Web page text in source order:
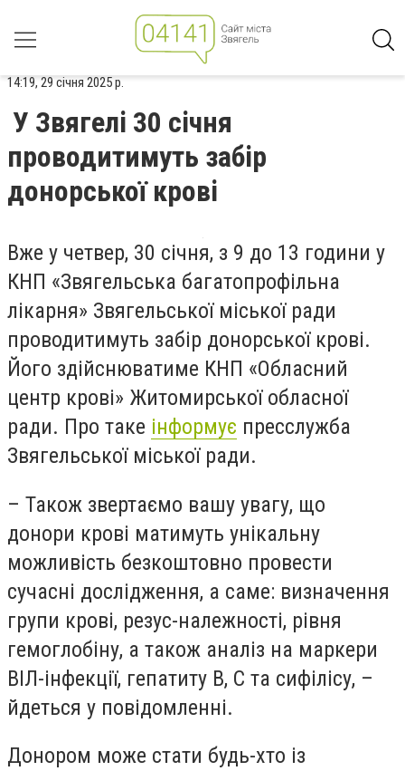
14:19, 29 січня 2025 р.
У Звягелі 30 січня
проводитимуть забір
донорської крові
Вже у четвер, 30 січня, з 9 до 13 години у
КНП «Звягельська багатопрофільна
лікарня» Звягельської міської ради
проводитимуть забір донорської крові.
Його здійснюватиме КНП «Обласний
центр крові» Житомирської обласної
ради. Про таке інформує пресслужба
Звягельської міської ради.
– Також звертаємо вашу увагу, що
донори крові матимуть унікальну
можливість безкоштовно провести
сучасні дослідження, а саме: визначення
групи крові, резус-належності, рівня
гемоглобіну, а також аналіз на маркери
ВІЛ-інфекції, гепатиту В, С та сифілісу, –
йдеться у повідомленні.
Донором може стати будь-хто із